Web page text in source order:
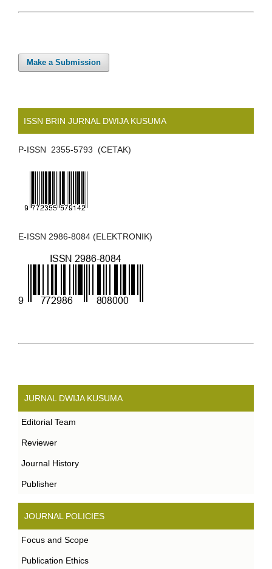
Make a Submission
ISSN BRIN JURNAL DWIJA KUSUMA
P-ISSN 2355-5793 (CETAK)
E-ISSN 2986-8084 (ELEKTRONIK)
JURNAL DWIJA KUSUMA
Editorial Team
Reviewer
Journal History
Publisher
JOURNAL POLICIES
Focus and Scope
Publication Ethics